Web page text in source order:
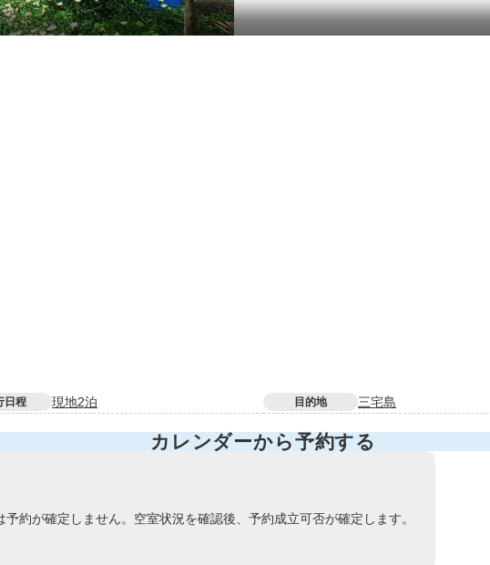
日程 現地2泊 目的地 三宅島
カレンダーから予約する
約が確定しません。空室状況を確認後、予約成立可否が確定します。